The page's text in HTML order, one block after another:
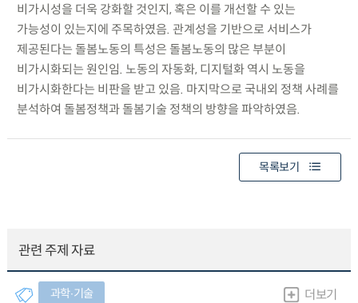
비가시성을 더욱 강화할 것인지, 혹은 이를 개선할 수 있는
가능성이 있는지에 주목하였음. 관계성을 기반으로 서비스가
제공된다는 돌봄노동의 특성은 돌봄노동의 많은 부분이
비가시화되는 원인임. 노동의 자동화, 디지털화 역시 노동을
비가시화한다는 비판을 받고 있음. 마지막으로 국내외 정책 사례를
분석하여 돌봄정책과 돌봄기술 정책의 방향을 파악하였음.
목록보기
관련 주제 자료
과학∙기술 더보기